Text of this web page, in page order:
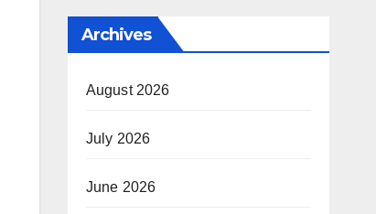
Archives
August 2026
July 2026
June 2026